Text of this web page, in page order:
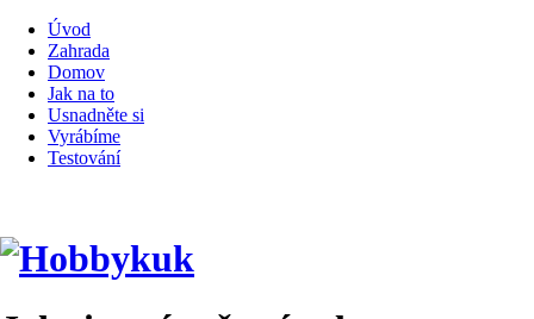
Úvod
Zahrada
Domov
Jak na to
Usnadněte si
Vyrábíme
Testování